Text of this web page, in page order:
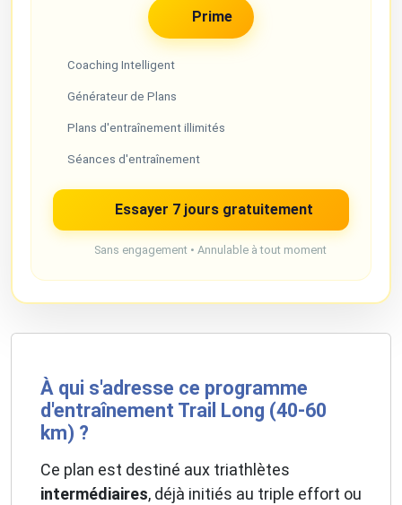
Prime
Coaching Intelligent
Générateur de Plans
Plans d'entraînement illimités
Séances d'entraînement
Essayer 7 jours gratuitement
Sans engagement • Annulable à tout moment
À qui s'adresse ce programme
d'entraînement Trail Long (40-60
km) ?
Ce plan est destiné aux triathlètes
intermédiaires, déjà initiés au triple effort ou